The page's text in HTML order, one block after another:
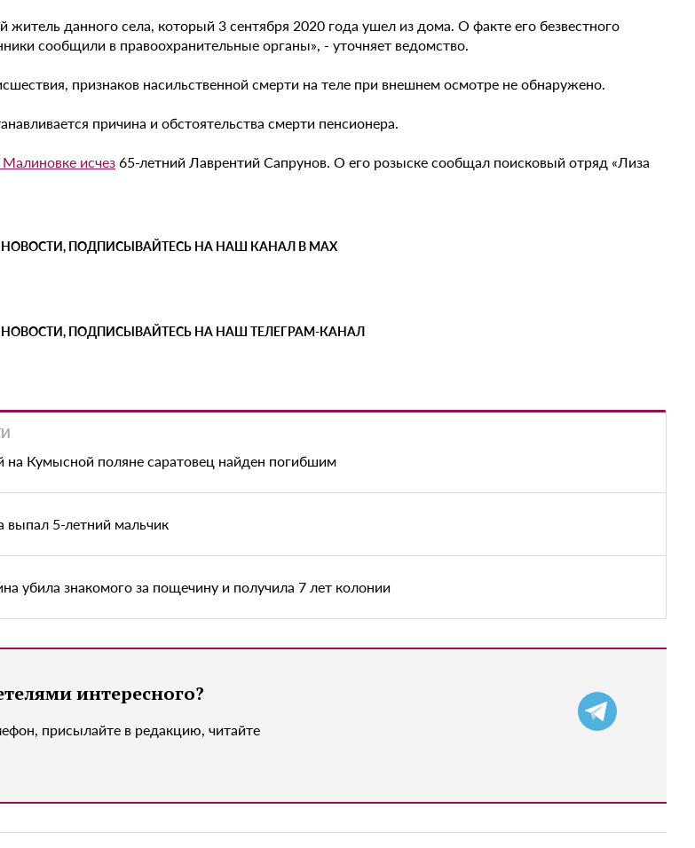
житель данного села, который 3 сентября 2020 года ушел из дома. О факте его безвестного
сообщили в правоохранительные органы», - уточняет ведомство.
признаков насильственной смерти на теле при внешнем осмотре не обнаружено.
причина и обстоятельства смерти пенсионера.
Малиновке исчез65-летний Лаврентий Сапрунов. О его розыске сообщал поисковый отряд «Лиза
ПОДПИСЫВАЙТЕСЬ НА НАШ КАНАЛ В MAX
НОВОСТИ, ПОДПИСЫВАЙТЕСЬ НА НАШ ТЕЛЕГРАМ-КАНАЛ
на Кумысной поляне саратовец найден погибшим
выпал 5-летний мальчик
убила знакомого за пощечину и получила 7 лет колонии
интересного?
присылайте в редакцию, читайте